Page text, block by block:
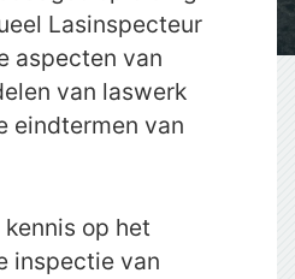
Lasinspecteur
aspecten van
van laswerk
eindtermen van
op het
inspectie van